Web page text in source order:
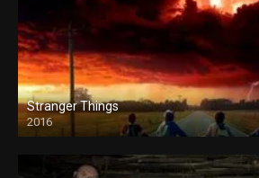
Stranger Things
2016